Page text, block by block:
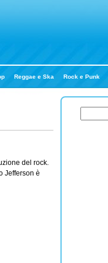
Reggae e Ska Rock e Punk
del rock.
Jefferson è